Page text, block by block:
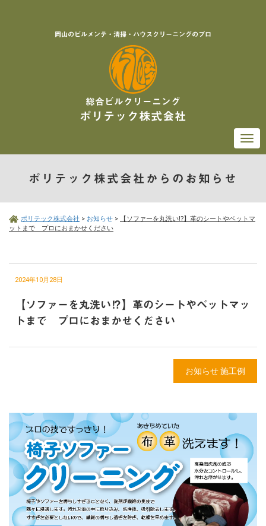
岡山のビルメンテ・清掃・ハウスクリーニングのプロ
総合ビルクリーニング
ポリテック株式会社
ポリテック株式会社からのお知らせ
ポリテック株式会社 > お知らせ >
【ソファーを丸洗い⁉】革のシートやベットマ
ットまで プロにおまかせください
2024年10月28日
【ソファーを丸洗い⁉】革のシートやベットマッ
トまで プロにおまかせください
お知らせ施工例